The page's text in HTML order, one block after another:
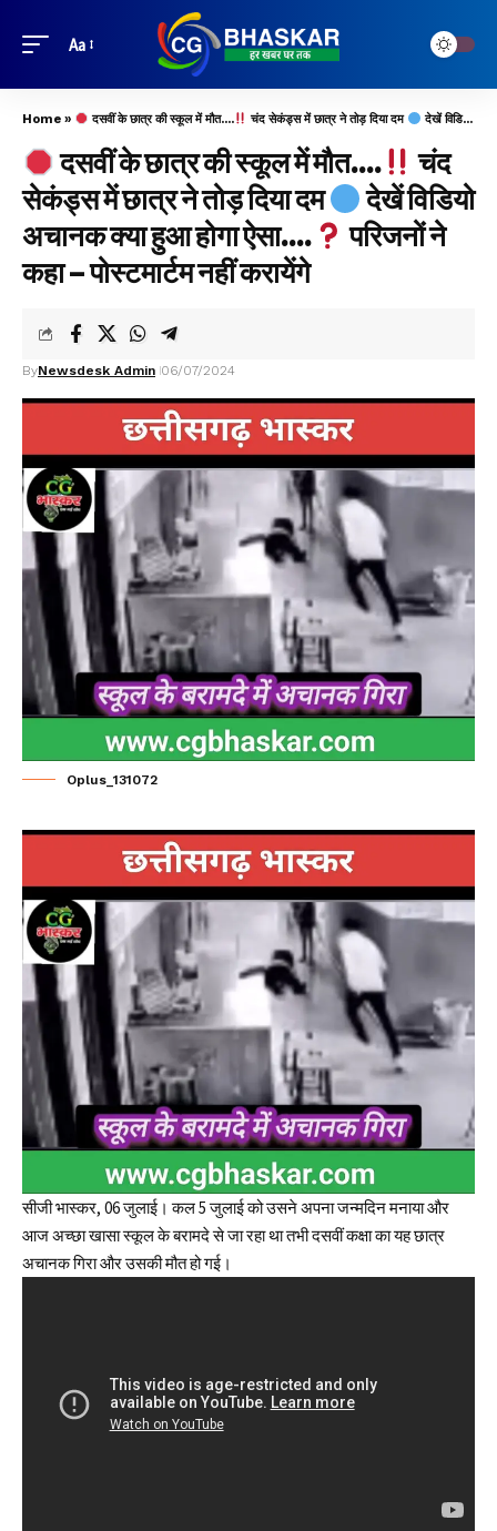
Aa
Home » दसवीं के छात्र की स्कूल में मौत…. चंद सेकंड्स में छात्र ने तोड़ दिया दम देखें विडियो अचानक क्या हुआ होगा ऐसा….
दसवीं के छात्र की स्कूल में मौत….
चंद
सेकंड्स में छात्र ने तोड़ दिया दम
देखें विडियो
अचानक क्या हुआ होगा ऐसा….
परिजनों ने
कहा – पोस्टमार्टम नहीं करायेंगे
ByNewsdesk Admin 06/07/2024
Oplus_131072
सीजी भास्कर, 06 जुलाई। कल 5 जुलाई को उसने अपना जन्मदिन मनाया और
आज अच्छा खासा स्कूल के बरामदे से जा रहा था तभी दसवीं कक्षा का यह छात्र
अचानक गिरा और उसकी मौत हो गई।